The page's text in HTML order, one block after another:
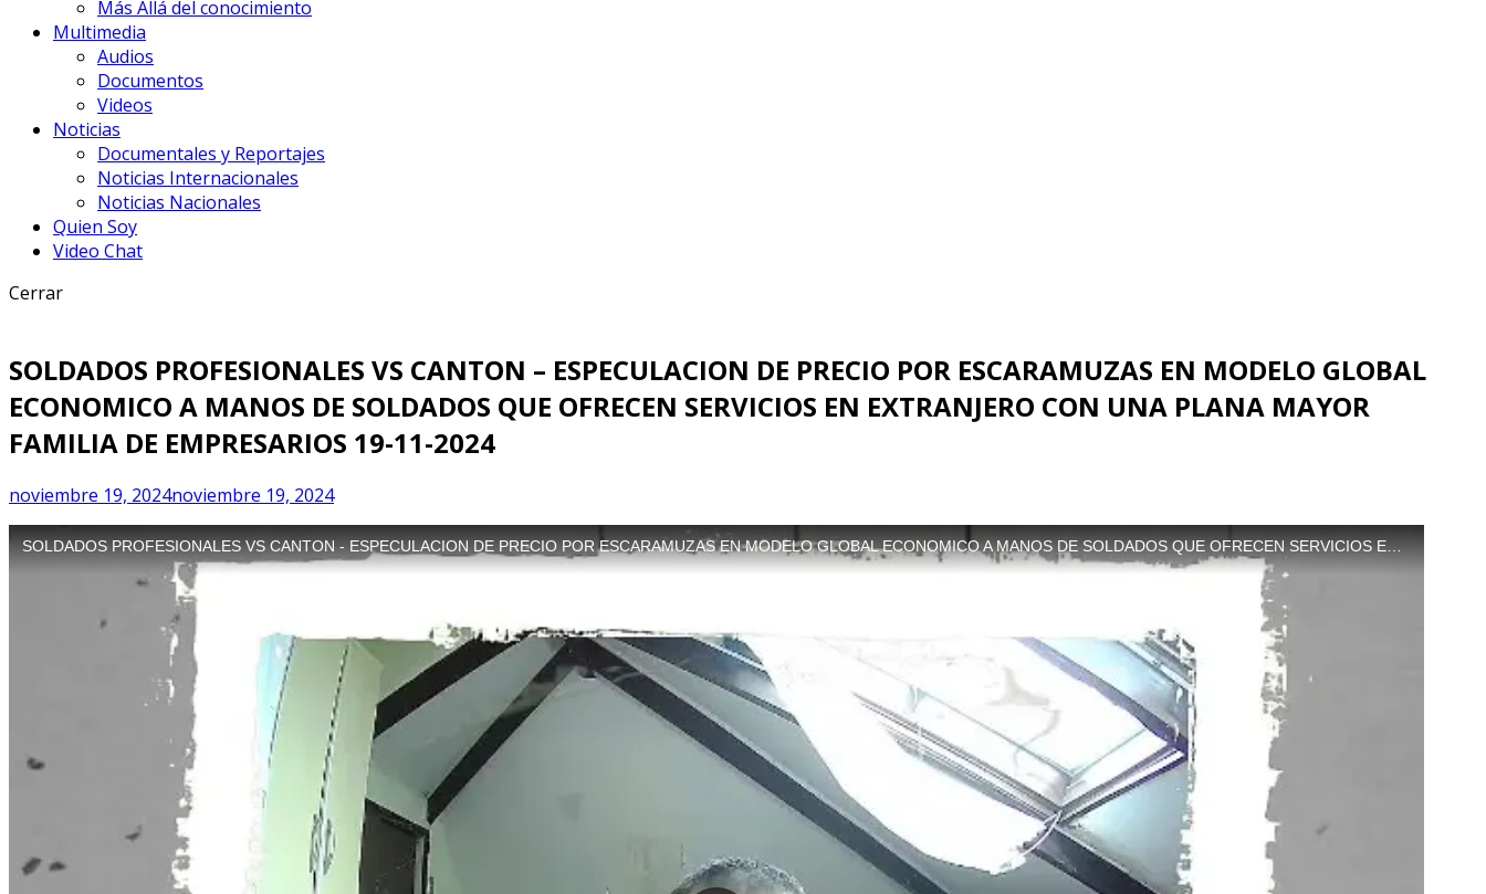
Más Allá del conocimiento
Multimedia
Audios
Documentos
Videos
Noticias
Documentales y Reportajes
Noticias Internacionales
Noticias Nacionales
Quien Soy
Video Chat
Cerrar
SOLDADOS PROFESIONALES VS CANTON – ESPECULACION DE PRECIO POR ESCARAMUZAS EN MODELO GLOBAL
ECONOMICO A MANOS DE SOLDADOS QUE OFRECEN SERVICIOS EN EXTRANJERO CON UNA PLANA MAYOR
FAMILIA DE EMPRESARIOS 19-11-2024
noviembre 19, 2024noviembre 19, 2024